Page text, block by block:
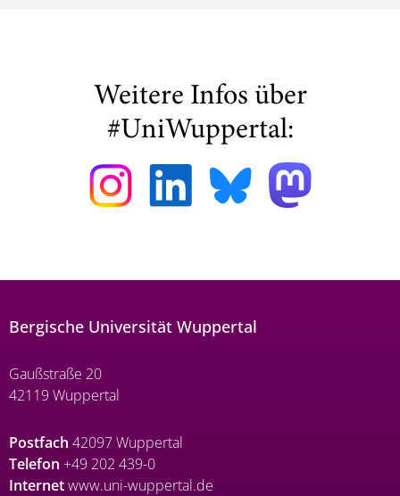
Weitere Infos über
#UniWuppertal:
Bergische Universität Wuppertal
Gaußstraße 20
42119 Wuppertal
Postfach 42097 Wuppertal
Telefon +49 202 439-0
Internetwww.uni-wuppertal.de